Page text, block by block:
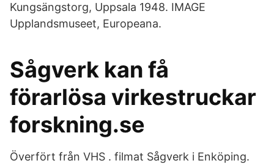
Kungsängstorg, Uppsala 1948. IMAGE
Upplandsmuseet, Europeana.
Sågverk kan få
förarlösa virkestruckar
forskning.se
Överfört från VHS . filmat Sågverk i Enköping.